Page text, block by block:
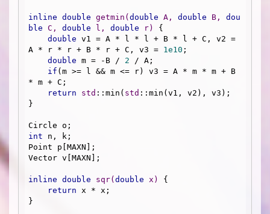
inline double getmin ( double A, double B, dou
ble C, double l, double r)
{
double v1 = A * l * l + B * l + C, v2 =
A * r * r + B * r + C, v3 = 1e10 ;
double m = -B / 2 / A;
if (m >= l && m <= r) v3 = A * m * m + B
* m + C;
return
std ::min( std ::min(v1, v2), v3);
}
int n, k;
Point p[MAXN];
Vector v[MAXN];
inline double sqr( double x)
{
return x * x;
}